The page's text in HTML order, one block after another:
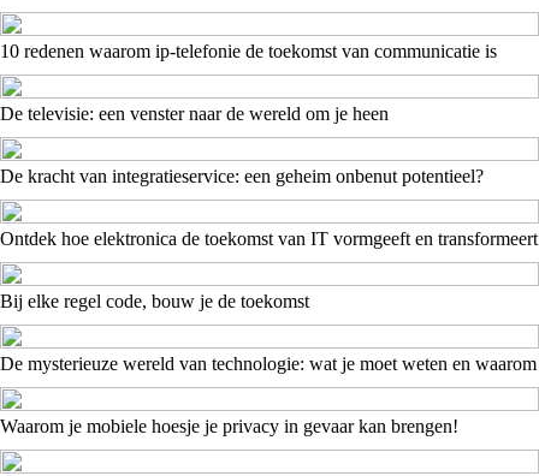
10 redenen waarom ip-telefonie de toekomst van communicatie is
De televisie: een venster naar de wereld om je heen
De kracht van integratieservice: een geheim onbenut potentieel?
Ontdek hoe elektronica de toekomst van IT vormgeeft en transformeert
Bij elke regel code, bouw je de toekomst
De mysterieuze wereld van technologie: wat je moet weten en waarom
Waarom je mobiele hoesje je privacy in gevaar kan brengen!